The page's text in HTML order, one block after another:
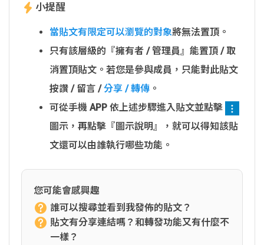
小提醒
當貼文有限定可以瀏覽的對象將無法置頂。
只有該層級的『擁有者 / 管理員』能置頂 / 取
消置頂貼文。若您是參與成員，只能對此貼文
按讚 / 留言 /分享 / 轉傳 。
可從手機 APP 依上述步驟進入貼文並點擊
圖示，再點擊『圖示說明』，就可以得知該貼
文還可以由誰執行哪些功能。
您可能會感興趣
誰可以搜尋並看到我發佈的貼文？
貼文有分享連結嗎？和轉發功能又有什麼不
一樣？